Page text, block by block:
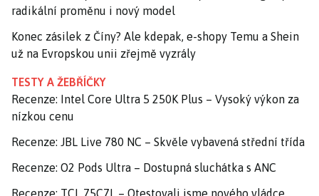
radikální proměnu i nový model
Konec zásilek z Číny? Ale kdepak, e-shopy Temu a Shein
už na Evropskou unii zřejmě vyzrály
TESTY A ŽEBŘÍČKY
Recenze: Intel Core Ultra 5 250K Plus – Vysoký výkon za
nízkou cenu
Recenze: JBL Live 780 NC – Skvěle vybavená střední třída
Recenze: O2 Pods Ultra – Dostupná sluchátka s ANC
Recenze: TCL 75C7L – Otestovali jsme nového vládce